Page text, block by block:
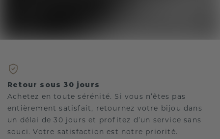
Retour sous 30 jours
Achetez en toute sérénité. Si vous n’êtes pas
entièrement satisfait, retournez votre bijou dans
un délai de 30 jours et profitez d’un service sans
souci. Votre satisfaction est notre priorité.